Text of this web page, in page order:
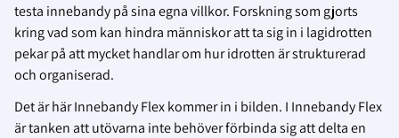
testa innebandy på sina egna villkor. Forskning som gjorts
kring vad som kan hindra människor att ta sig in i lagidrotten
pekar på att mycket handlar om hur idrotten är strukturerad
och organiserad.
Det är här Innebandy Flex kommer in i bilden. I Innebandy Flex
är tanken att utövarna inte behöver förbinda sig att delta en